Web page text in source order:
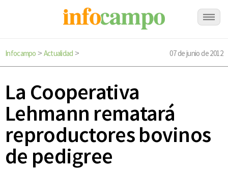
Infocampo > Actualidad > 07 de junio de 2012
La Cooperativa
Lehmann rematará
reproductores bovinos
de pedigree